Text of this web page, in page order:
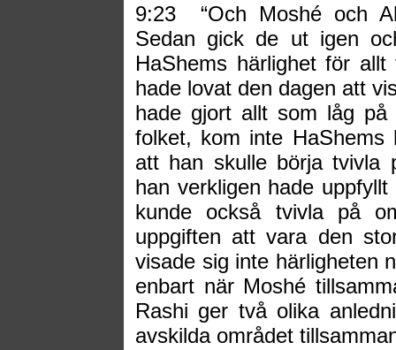
9:23
“Och Moshé och
Sedan gick de ut igen
HaShems härlighet för
hade lovat den dagen att
hade gjort allt som låg på
folket, kom inte
att han skulle börja tvivla
han verkligen hade
kunde också tvivla på
uppgiften att vara den
visade sig inte härligheten
enbart när Moshé
Rashi ger två olika
avskilda området